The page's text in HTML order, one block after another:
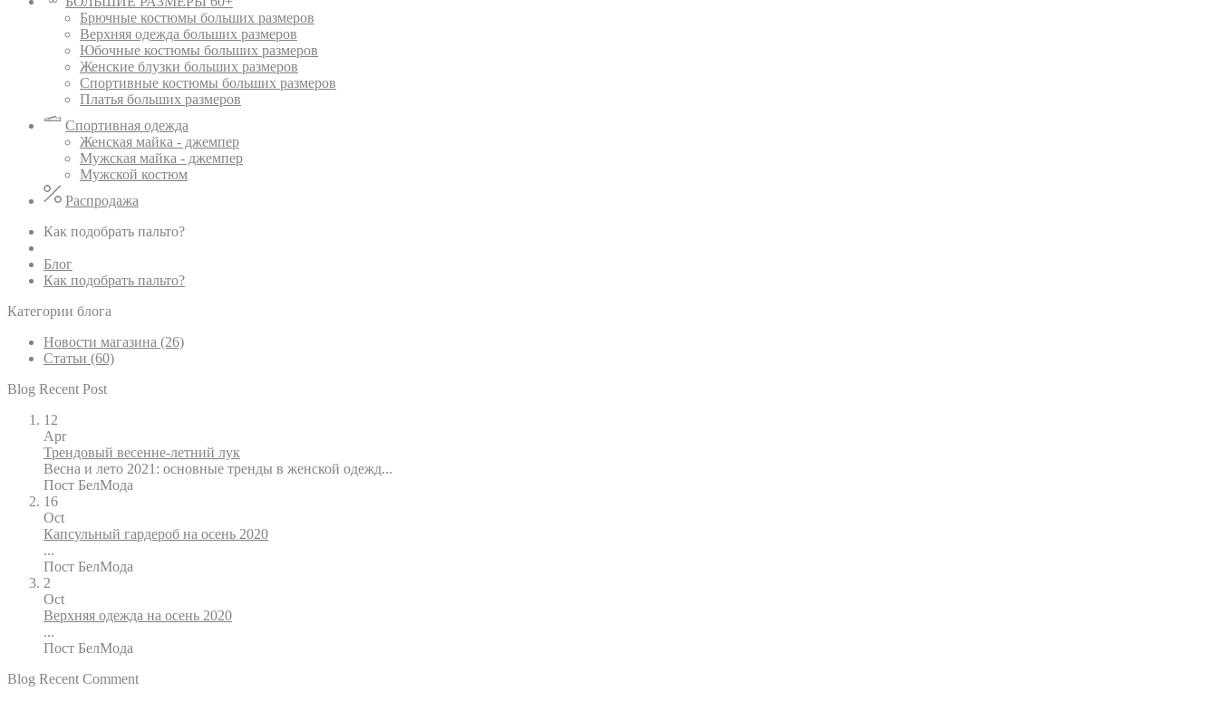
Брючные костюмы больших размеров
Верхняя одежда больших размеров
Юбочные костюмы больших размеров
Женские блузки больших размеров
Спортивные костюмы больших размеров
Платья больших размеров
Спортивная одежда
Женская майка - джемпер
Мужская майка - джемпер
Мужской костюм
Распродажа
Как подобрать пальто?
Блог
Как подобрать пальто?
Категории блога
Новости магазина (26)
Статьи (60)
Blog Recent Post
12
Apr
Трендовый весенне-летний лук
Весна и лето 2021: основные тренды в женской одежд...
Пост БелМода
16
Oct
Капсульный гардероб на осень 2020
...
Пост БелМода
2
Oct
Верхняя одежда на осень 2020
...
Пост БелМода
Blog Recent Comment